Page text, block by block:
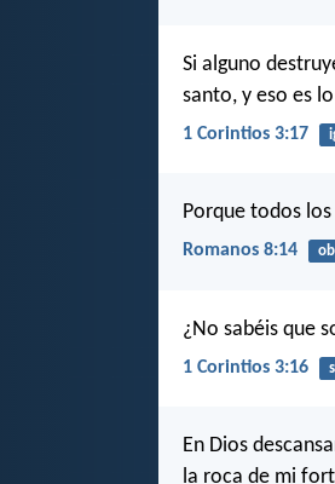
Si alguno
santo, y eso es
1 Corintios 3:17
Porque todos
Romanos 8:14
¿No sabéis que
1 Corintios 3:16
En Dios
la roca de mi